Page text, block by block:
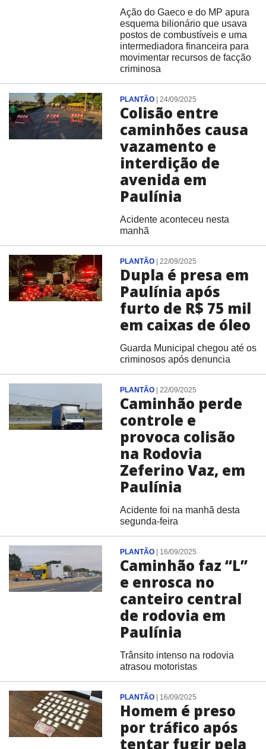
Ação do Gaeco e do MP apura
esquema bilionário que usava
postos de combustíveis e uma
intermediadora financeira para
movimentar recursos de facção
criminosa
PLANTÃO| 24/09/2025
Colisão entre
caminhões causa
vazamento e
interdição de
avenida em
Paulínia
Acidente aconteceu nesta
manhã
PLANTÃO| 22/09/2025
Dupla é presa em
Paulínia após
furto de R$ 75 mil
em caixas de óleo
Guarda Municipal chegou até os
criminosos após denuncia
PLANTÃO| 22/09/2025
Caminhão perde
controle e
provoca colisão
na Rodovia
Zeferino Vaz, em
Paulínia
Acidente foi na manhã desta
segunda-feira
PLANTÃO| 16/09/2025
Caminhão faz “L”
e enrosca no
canteiro central
de rodovia em
Paulínia
Trânsito intenso na rodovia
atrasou motoristas
PLANTÃO| 16/09/2025
Homem é preso
por tráfico após
tentar fugir pela